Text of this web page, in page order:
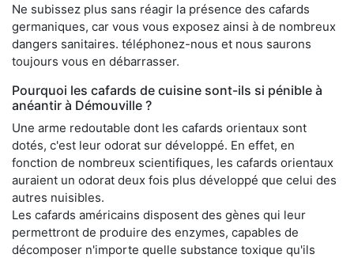
Ne subissez plus sans réagir la présence des cafards
germaniques, car vous vous exposez ainsi à de nombreux
dangers sanitaires. téléphonez-nous et nous saurons
toujours vous en débarrasser.
Pourquoi les cafards de cuisine sont-ils si pénible à
anéantir à Démouville ?
Une arme redoutable dont les cafards orientaux sont
dotés, c'est leur odorat sur développé. En effet, en
fonction de nombreux scientifiques, les cafards orientaux
auraient un odorat deux fois plus développé que celui des
autres nuisibles.
Les cafards américains disposent des gènes qui leur
permettront de produire des enzymes, capables de
décomposer n'importe quelle substance toxique qu'ils